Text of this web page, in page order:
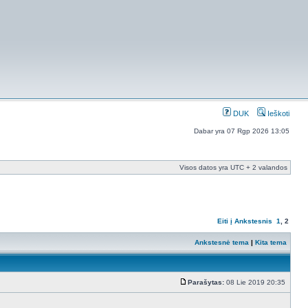
DUK Ieškoti
Dabar yra 07 Rgp 2026 13:05
Visos datos yra UTC + 2 valandos
Eiti į Ankstesnis 1 2
Ankstesnė tema | Kita tema
Parašytas: 08 Lie 2019 20:35